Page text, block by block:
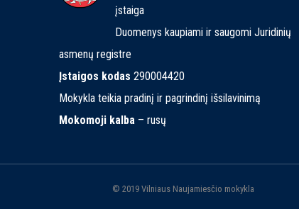
įstaiga
Duomenys kaupiami ir saugomi Juridinių
asmenų registre
Įstaigos kodas 290004420
Mokykla teikia pradinį ir pagrindinį išsilavinimą
Mokomoji kalba – rusų
© 2019 Vilniaus Naujamiesčio mokykla